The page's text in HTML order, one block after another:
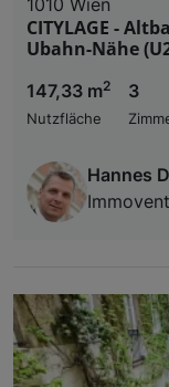
CITYLAGE -
Ubahn-Nähe
147,33 m2
Nutzfläche
3
Hannes